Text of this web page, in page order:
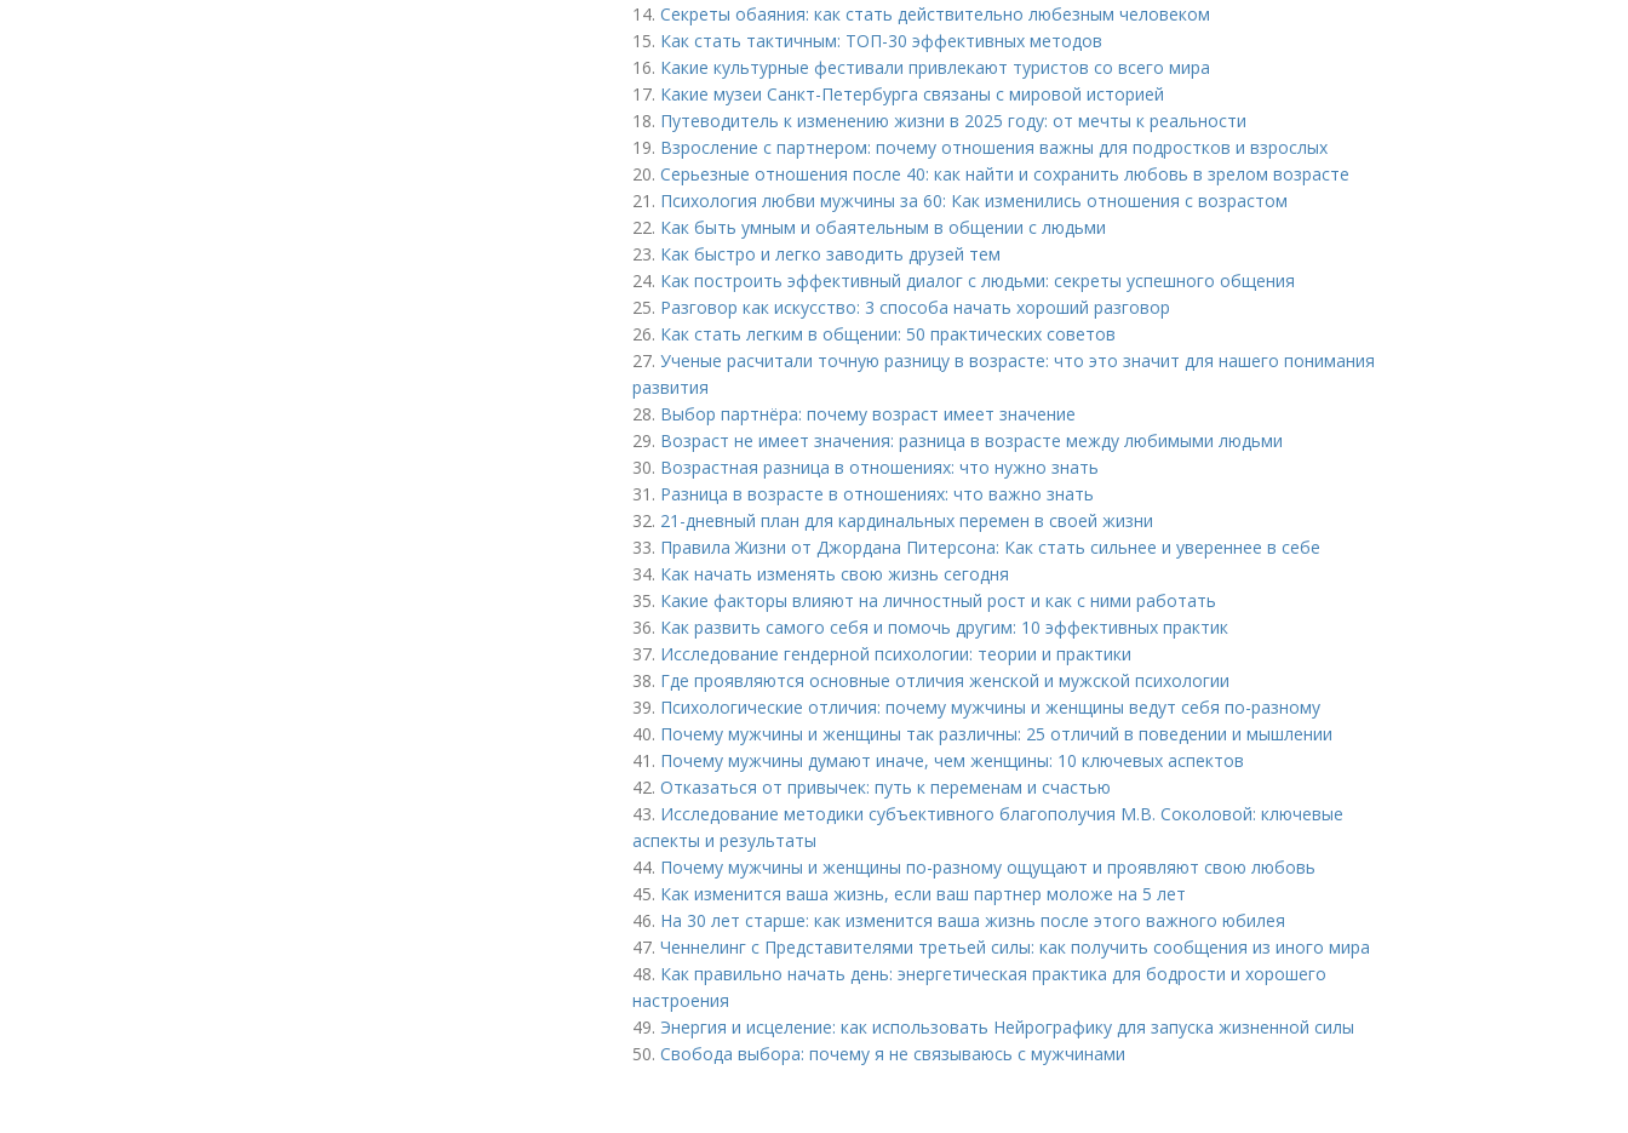
14. Секреты обаяния: как стать действительно любезным человеком
15. Как стать тактичным: ТОП-30 эффективных методов
16. Какие культурные фестивали привлекают туристов со всего мира
17. Какие музеи Санкт-Петербурга связаны с мировой историей
18. Путеводитель к изменению жизни в 2025 году: от мечты к реальности
19. Взросление с партнером: почему отношения важны для подростков и взрослых
20. Серьезные отношения после 40: как найти и сохранить любовь в зрелом возрасте
21. Психология любви мужчины за 60: Как изменились отношения с возрастом
22. Как быть умным и обаятельным в общении с людьми
23. Как быстро и легко заводить друзей тем
24. Как построить эффективный диалог с людьми: секреты успешного общения
25. Разговор как искусство: 3 способа начать хороший разговор
26. Как стать легким в общении: 50 практических советов
27. Ученые расчитали точную разницу в возрасте: что это значит для нашего понимания
развития
28. Выбор партнёра: почему возраст имеет значение
29. Возраст не имеет значения: разница в возрасте между любимыми людьми
30. Возрастная разница в отношениях: что нужно знать
31. Разница в возрасте в отношениях: что важно знать
32. 21-дневный план для кардинальных перемен в своей жизни
33. Правила Жизни от Джордана Питерсона: Как стать сильнее и увереннее в себе
34. Как начать изменять свою жизнь сегодня
35. Какие факторы влияют на личностный рост и как с ними работать
36. Как развить самого себя и помочь другим: 10 эффективных практик
37. Исследование гендерной психологии: теории и практики
38. Где проявляются основные отличия женской и мужской психологии
39. Психологические отличия: почему мужчины и женщины ведут себя по-разному
40. Почему мужчины и женщины так различны: 25 отличий в поведении и мышлении
41. Почему мужчины думают иначе, чем женщины: 10 ключевых аспектов
42. Отказаться от привычек: путь к переменам и счастью
43. Исследование методики субъективного благополучия М.В. Соколовой: ключевые
аспекты и результаты
44. Почему мужчины и женщины по-разному ощущают и проявляют свою любовь
45. Как изменится ваша жизнь, если ваш партнер моложе на 5 лет
46. На 30 лет старше: как изменится ваша жизнь после этого важного юбилея
47. Ченнелинг с Представителями третьей силы: как получить сообщения из иного мира
48. Как правильно начать день: энергетическая практика для бодрости и хорошего
настроения
49. Энергия и исцеление: как использовать Нейрографику для запуска жизненной силы
50. Свобода выбора: почему я не связываюсь с мужчинами